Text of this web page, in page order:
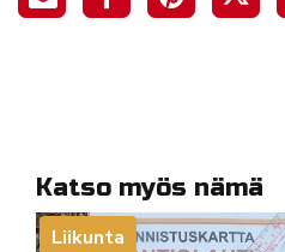
Katso myös nämä
Liikunta